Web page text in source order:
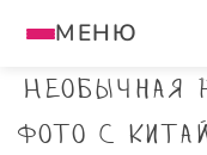
МЕНЮ
Необычная
фото с